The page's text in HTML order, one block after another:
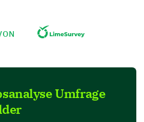
in your industry sector.
perception of your main
Umfrage